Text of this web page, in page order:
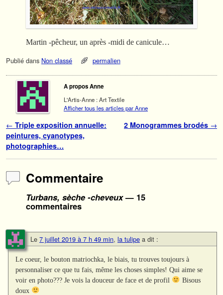
Martin -pêcheur, un après -midi de canicule…
Publié dans Non classé permalien
A propos Anne
L'Artis-Anne : Art Textile
Afficher tous les articles par Anne
Navigation des articles
← Triple exposition annuelle:
peintures, cyanotypes,
photographies…
2 Monogrammes brodés →
Commentaire
Turbans, sèche -cheveux— 15
commentaires
Le 7 juillet 2019 à 7 h 49 min, la tulipe a dit :
Le coeur, le bouton matriochka, le biais, tu trouves toujours à
personnaliser ce que tu fais, même les choses simples! Qui aime se
voir en photo??? Je vois la douceur de face et de profil
Bisous
doux